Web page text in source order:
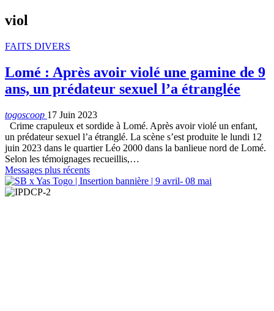
viol
FAITS DIVERS
Lomé : Après avoir violé une gamine de 9
ans, un prédateur sexuel l’a étranglée
togoscoop 17 Juin 2023
Crime crapuleux et sordide à Lomé. Après avoir violé un enfant,
un prédateur sexuel l’a étranglé. La scène s’est produite le lundi 12
juin 2023 dans le quartier Léo 2000 dans la banlieue nord de Lomé.
Selon les témoignages recueillis,…
Messages plus récents